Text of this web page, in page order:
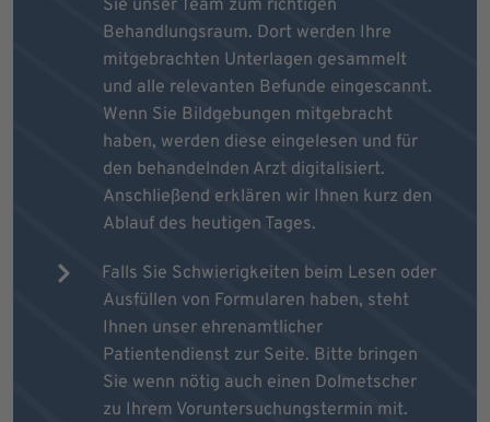
Sie unser Team zum richtigen
Behandlungsraum. Dort werden Ihre
mitgebrachten Unterlagen gesammelt
und alle relevanten Befunde eingescannt.
Wenn Sie Bildgebungen mitgebracht
haben, werden diese eingelesen und für
den behandelnden Arzt digitalisiert.
Anschließend erklären wir Ihnen kurz den
Ablauf des heutigen Tages.
Falls Sie Schwierigkeiten beim Lesen oder
Ausfüllen von Formularen haben, steht
Ihnen unser ehrenamtlicher
Patientendienst zur Seite. Bitte bringen
Sie wenn nötig auch einen Dolmetscher
zu Ihrem Voruntersuchungstermin mit.